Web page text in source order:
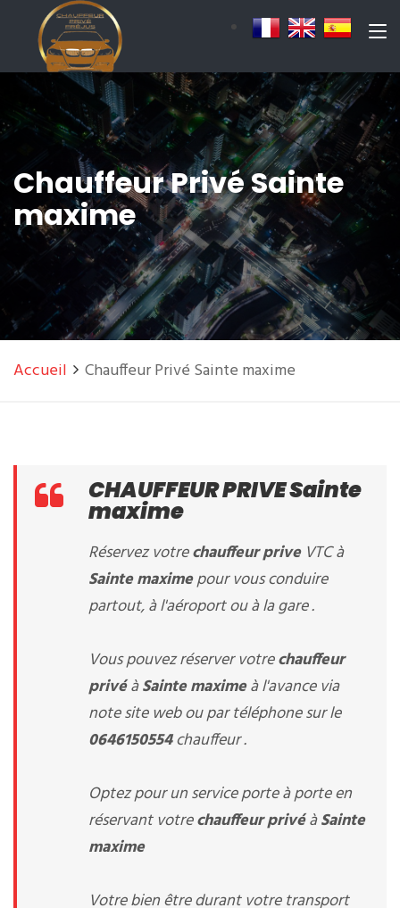
Chauffeur Privé Sainte
maxime
Accueil Chauffeur Privé Sainte maxime
CHAUFFEUR PRIVE Sainte
maxime
Réservez votrechauffeur priveVTC à
Sainte maximepour vous conduire
partout, à l'aéroport ou à la gare .
Vous pouvez réserver votrechauffeur
privéàSainte maximeà l'avance via
note site web ou par téléphone sur le
0646150554chauffeur .
Optez pour un service porte à porte en
réservant votrechauffeur privéàSainte
maxime
Votre bien être durant votre transport